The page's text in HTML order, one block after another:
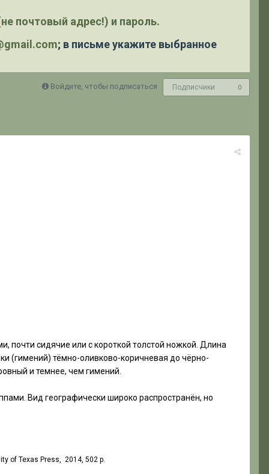
почтовый адрес!) и пароль.
; в письме укажите выбранное
Войдите, чтобы подписаться Подписчики 0
почти сидячие или с короткой толстой ножкой. Длина
(гимений) тёмно-оливково-коричневая до чёрно-
и темнее, чем гимений.
Вид географически широко распространён, но
of Texas Press, 2014, 502 p.